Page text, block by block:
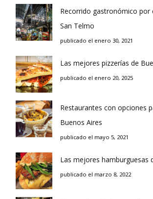
Recorrido gastronómico por
San Telmo
publicado el enero 30, 2021
Las mejores pizzerías de
publicado el enero 20, 2025
Restaurantes con opciones
Buenos Aires
publicado el mayo 5, 2021
Las mejores hamburguesas
publicado el marzo 8, 2022